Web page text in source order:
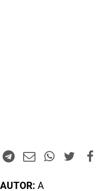
AUTOR: A